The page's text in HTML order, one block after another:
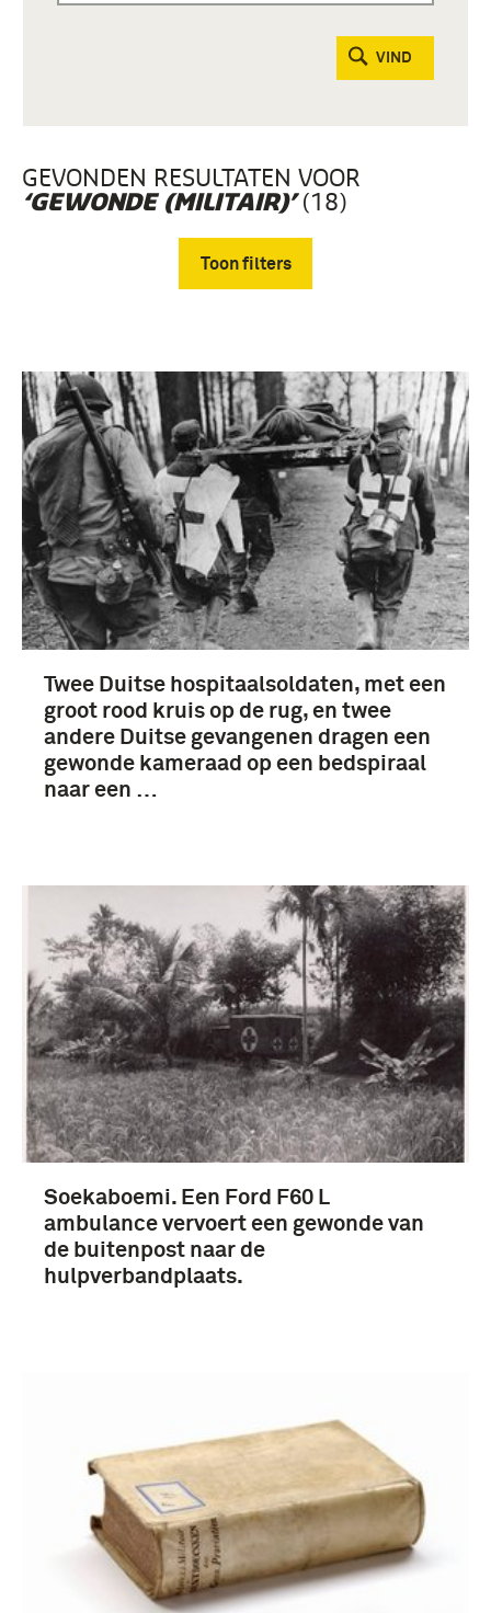
VIND
GEVONDEN RESULTATEN VOOR
‘GEWONDE (MILITAIR)’(18)
Toon filters
boek (13)
Militaire Geneeskundige Dienst (18)
Twee Duitse hospitaalsoldaten, met een
groot rood kruis op de rug, en twee
andere Duitse gevangenen dragen een
gewonde kameraad op een bedspiraal
naar een …
Soekaboemi. Een Ford F60 L
ambulance vervoert een gewonde van
de buitenpost naar de
hulpverbandplaats.